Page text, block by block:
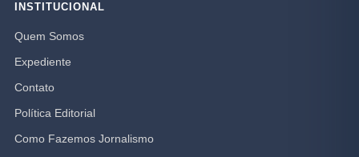
INSTITUCIONAL
Quem Somos
Expediente
Contato
Política Editorial
Como Fazemos Jornalismo